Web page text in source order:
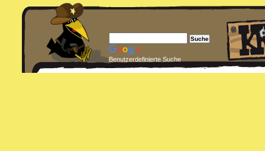
Benutzerdefinierte Suche